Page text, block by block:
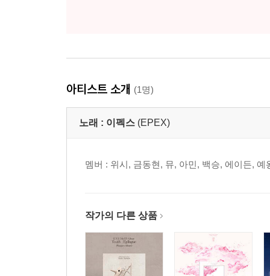
아티스트 소개 (1명)
노래 : 이펙스 (EPEX)
멤버 : 위시, 금동현, 뮤, 아민, 백승, 에이든, 예
작가의 다른 상품